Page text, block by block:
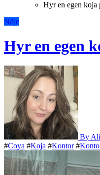
Hyr en egen koja
Nöje
Hyr en egen
By
#Coya #Koja #Kontor#